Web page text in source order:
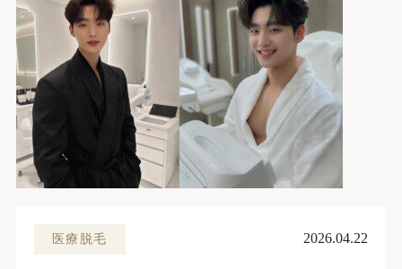
医療脱毛 2026.04.22